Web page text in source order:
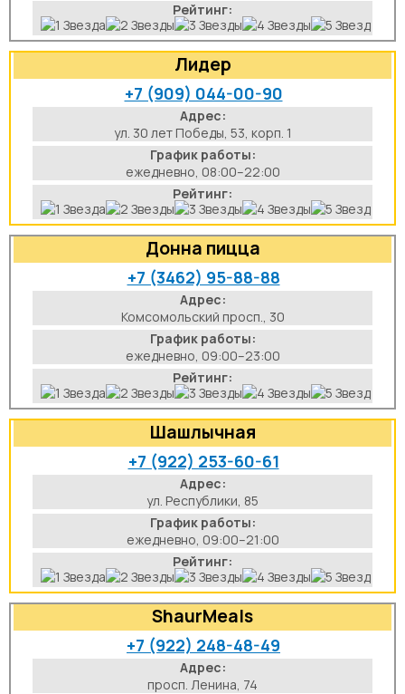
Рейтинг:
Лидер
+7 (909) 044-00-90
Адрес:
ул. 30 лет Победы, 53, корп. 1
График работы:
ежедневно, 08:00–22:00
Рейтинг:
Донна пицца
+7 (3462) 95-88-88
Адрес:
Комсомольский просп., 30
График работы:
ежедневно, 09:00–23:00
Рейтинг:
Шашлычная
+7 (922) 253-60-61
Адрес:
ул. Республики, 85
График работы:
ежедневно, 09:00–21:00
Рейтинг:
ShaurMeals
+7 (922) 248-48-49
Адрес:
просп. Ленина, 74